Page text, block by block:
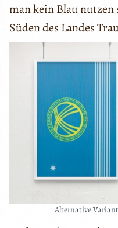
man kein Blau nutzen
Süden des Landes
Alternative